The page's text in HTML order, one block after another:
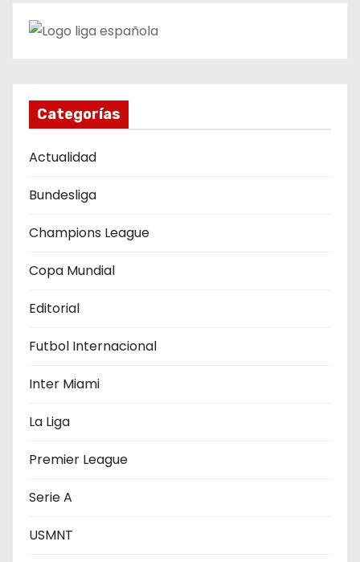
n
d
e
e
n
t
r
a
d
Categorías
Actualidad
Bundesliga
Champions League
Copa Mundial
Editorial
Futbol Internacional
Inter Miami
La Liga
Premier League
Serie A
USMNT